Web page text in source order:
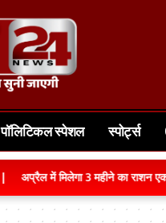
पॉलिटिकल स्पेशल स्पोर्ट्स
अप्रैल में मिलेगा 3 महीने का राशन